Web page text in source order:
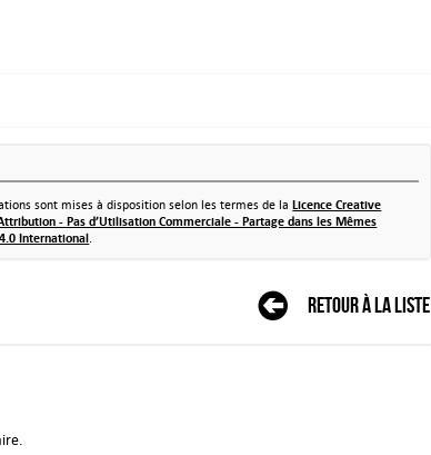
sont mises à disposition selon les termes de laLicence Creative
- Pas d’Utilisation Commerciale - Partage dans les Mêmes
International
Retour à la liste